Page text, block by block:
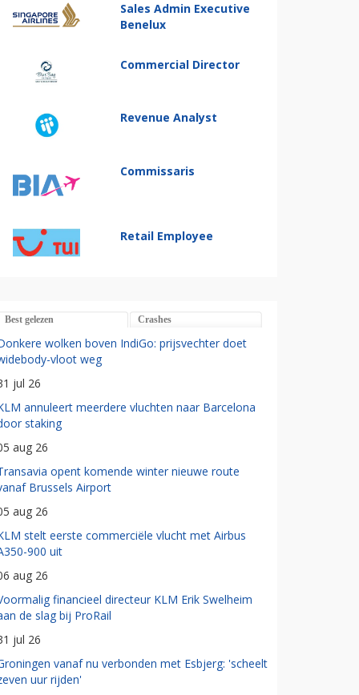
Sales Admin Executive
Benelux
Commercial Director
Revenue Analyst
Commissaris
Retail Employee
Best gelezen Crashes
wolken boven IndiGo: prijsvechter doet
vloot weg
jul 26
annuleert meerdere vluchten naar Barcelona
staking
aug 26
opent komende winter nieuwe route
Brussels Airport
aug 26
stelt eerste commerciële vlucht met Airbus
900 uit
aug 26
financieel directeur KLM Erik Swelheim
de slag bij ProRail
jul 26
vanaf nu verbonden met Esbjerg: 'scheelt
uur rijden'